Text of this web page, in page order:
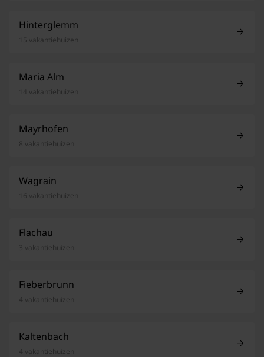
Hinterglemm
15 vakantiehuizen
Maria Alm
14 vakantiehuizen
Mayrhofen
8 vakantiehuizen
Wagrain
16 vakantiehuizen
Flachau
3 vakantiehuizen
Fieberbrunn
4 vakantiehuizen
Kaltenbach
4 vakantiehuizen